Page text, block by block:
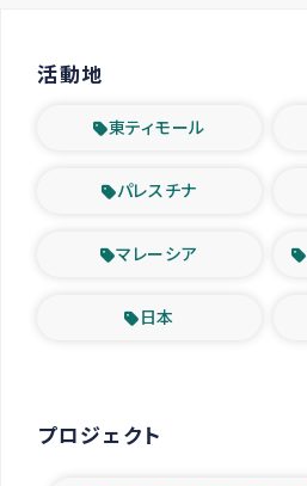
活動地
東ティモール
パレスチナ
マレーシア
日本
プロジェクト